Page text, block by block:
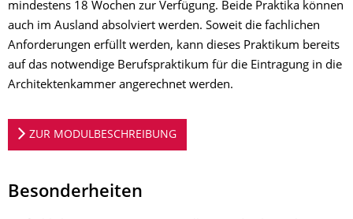
mindestens 18 Wochen zur Verfügung. Beide Praktika können
auch im Ausland absolviert werden. Soweit die fachlichen
Anforderungen erfüllt werden, kann dieses Praktikum bereits
auf das notwendige Berufspraktikum für die Eintragung in die
Architektenkammer angerechnet werden.
ZUR MODULBESCHREIBUNG
Besonderheiten